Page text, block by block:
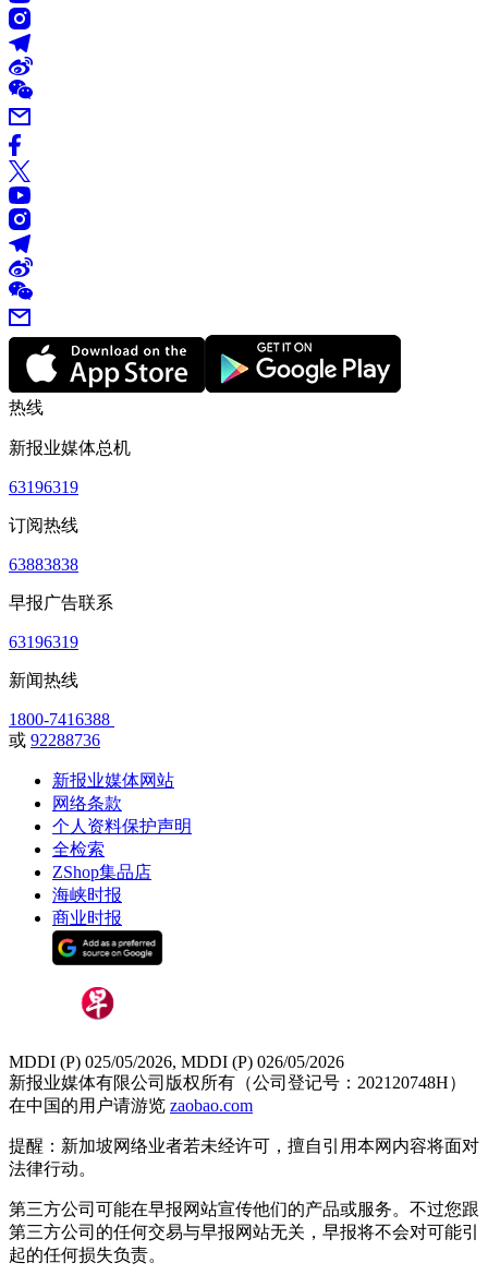
热线
新报业媒体总机
63196319
订阅热线
63883838
早报广告联系
63196319
新闻热线
1800-7416388
或 92288736
新报业媒体网站
网络条款
个人资料保护声明
全检索
ZShop集品店
海峡时报
商业时报
MDDI (P) 025/05/2026, MDDI (P) 026/05/2026
新报业媒体有限公司版权所有（公司登记号：202120748H）
在中国的用户请游览 zaobao.com
提醒：新加坡网络业者若未经许可，擅自引用本网内容将面对
法律行动。
第三方公司可能在早报网站宣传他们的产品或服务。不过您跟
第三方公司的任何交易与早报网站无关，早报将不会对可能引
起的任何损失负责。